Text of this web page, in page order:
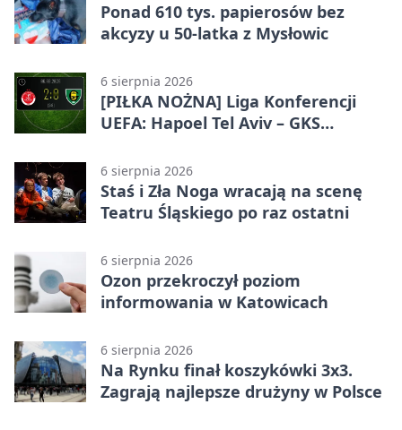
Ponad 610 tys. papierosów bez
akcyzy u 50-latka z Mysłowic
6 sierpnia 2026
[PIŁKA NOŻNA] Liga Konferencji
UEFA: Hapoel Tel Aviv – GKS
rundy kwalifikacyjnej
6 sierpnia 2026
Staś i Zła Noga wracają na scenę
Teatru Śląskiego po raz ostatni
6 sierpnia 2026
Ozon przekroczył poziom
informowania w Katowicach
6 sierpnia 2026
Na Rynku finał koszykówki 3x3.
Zagrają najlepsze drużyny w Polsce